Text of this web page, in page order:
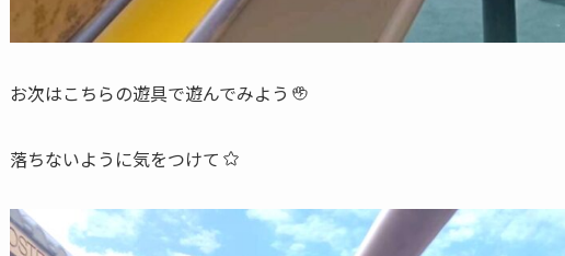
お次はこちらの遊具で遊んでみよう
落ちないように気をつけて